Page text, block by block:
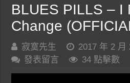
BLUES PILLS – I
Change
寂寞先生 2017 年 2 月
發表留言
34 點擊數